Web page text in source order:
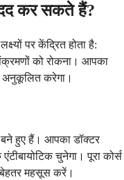
कर सकते हैं?
पर केंद्रित होता है:
को रोकना। आपका
अनुकूलित करेगा।
बने हुए हैं। आपका डॉक्टर
चुनेगा। पूरा कोर्स
महसूस करें।